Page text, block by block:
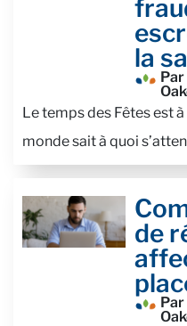
la
Le temps des Fêtes est
monde sait à quoi
de